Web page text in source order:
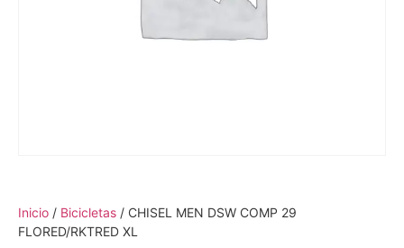
Inicio / Bicicletas / CHISEL MEN DSW COMP 29
FLORED/RKTRED XL